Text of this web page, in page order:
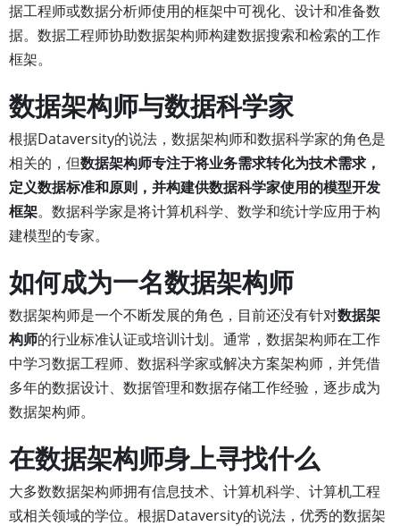
据工程师或数据分析师使用的框架中可视化、设计和准备数
据。数据工程师协助数据架构师构建数据搜索和检索的工作
框架。
数据架构师与数据科学家
根据Dataversity的说法，数据架构师和数据科学家的角色是
相关的，但数据架构师专注于将业务需求转化为技术需求，
定义数据标准和原则，并构建供数据科学家使用的模型开发
框架。数据科学家是将计算机科学、数学和统计学应用于构
建模型的专家。
如何成为一名数据架构师
数据架构师是一个不断发展的角色，目前还没有针对数据架
构师的行业标准认证或培训计划。通常，数据架构师在工作
中学习数据工程师、数据科学家或解决方案架构师，并凭借
多年的数据设计、数据管理和数据存储工作经验，逐步成为
数据架构师。
在数据架构师身上寻找什么
大多数数据架构师拥有信息技术、计算机科学、计算机工程
或相关领域的学位。根据Dataversity的说法，优秀的数据架